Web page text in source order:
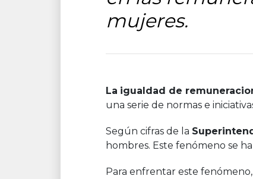
mujeres.
La igualdad de
una serie de normas e
Según cifras de la
hombres. Este fenómeno se
Para enfrentar este